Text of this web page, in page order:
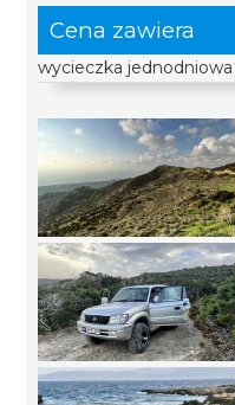
Cena zawiera
wycieczka